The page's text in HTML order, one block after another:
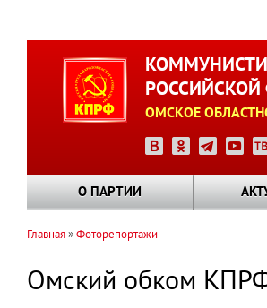
РОССИЙСКОЙ
ОМСКОЕ
О ПАРТИИ
навигации
Главная Фоторепортажи
Омский обком КПРФ